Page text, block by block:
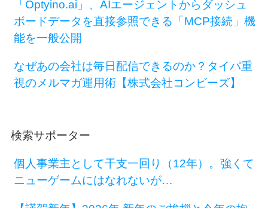
「Optyino.ai」、AIエージェントからダッシュ
ボードデータを直接参照できる「MCP接続」機
能を一般公開
なぜあの会社は毎日配信できるのか？タイパ重
視のメルマガ運用術【株式会社コンビーズ】
検索サポーター
個人事業主として干支一回り（12年）。強くて
ニューゲームにはなれないが…